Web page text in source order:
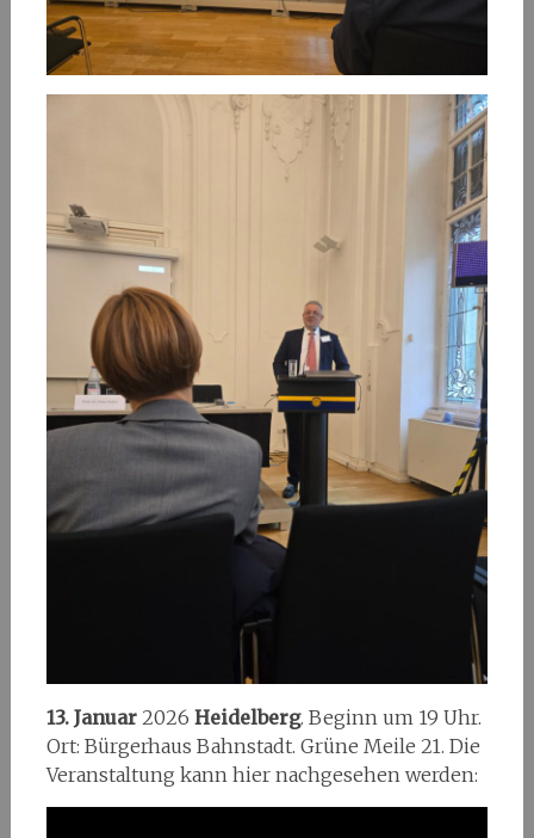
13. Januar2026 Heidelberg. Beginn um 19 Uhr.
Ort: Bürgerhaus Bahnstadt. Grüne Meile 21. Die
Veranstaltung kann hier nachgesehen werden: